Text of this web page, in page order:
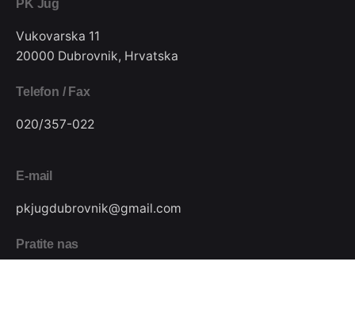
PK Jug
Vukovarska 11
20000 Dubrovnik, Hrvatska
Telefon / Fax
020/357-022
E-mail
pkjugdubrovnik@gmail.com
Pratite nas